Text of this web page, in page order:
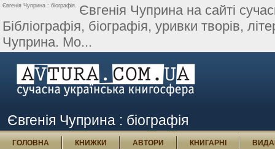
Євгенія Чуприна : біографія. Євгенія Чуприна на сайті
Бібліографія, біографія, уривки творів,
Чуприна. Мо...
Євгенія Чуприна : біографія
ГОЛОВНА КНИЖКИ АВТОРИ КНИГАРНІ